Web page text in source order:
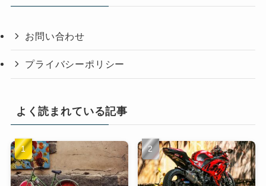
お問い合わせ
プライバシーポリシー
よく読まれている記事